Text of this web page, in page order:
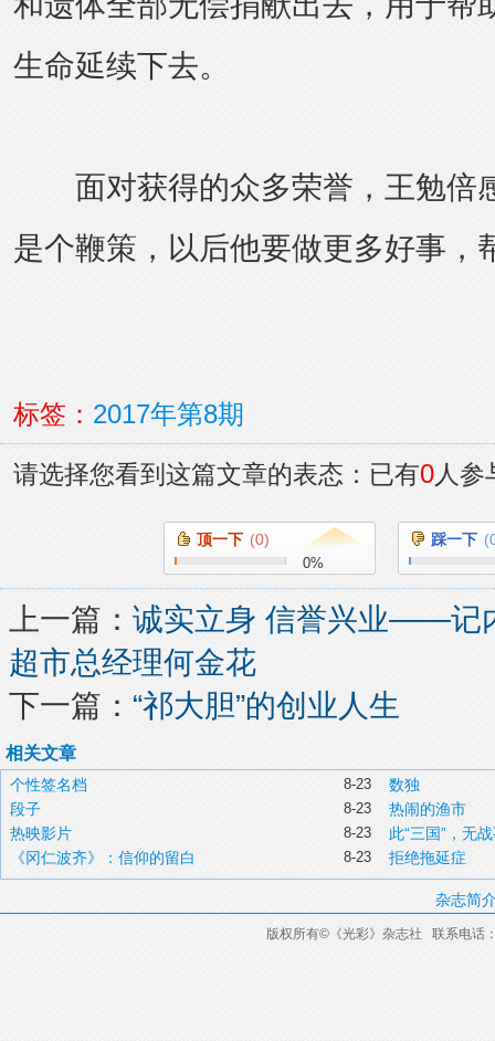
生命延续下去。
面对获得的众多荣誉，王勉倍
是个鞭策，以后他要做更多好事，
标签： 2017年第8期
请选择您看到这篇文章的表态：已有0人参
顶一下 (0)
0%
踩一下 (
上一篇： 诚实立身 信誉兴业——记
超市总经理何金花
下一篇： “祁大胆”的创业人生
相关文章
8-23
个性签名档 数独
8-23
段子 热闹的渔市
8-23
热映影片 此“三国”，无
8-23
《冈仁波齐》：信仰的留白 拒绝拖延症
杂志简
版权所有© 《光彩》杂志社 联系电话